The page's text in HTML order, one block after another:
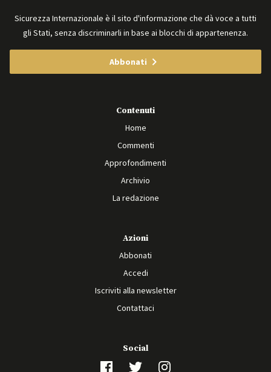
Sicurezza Internazionale è il sito d'informazione che dà voce a tutti
gli Stati, senza discriminarli in base ai blocchi di appartenenza.
Abbonati
Contenuti
Home
Commenti
Approfondimenti
Archivio
La redazione
Azioni
Abbonati
Accedi
Iscriviti alla newsletter
Contattaci
Social